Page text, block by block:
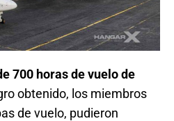
700 horas de vuelo de
obtenido, los miembros
de vuelo, pudieron